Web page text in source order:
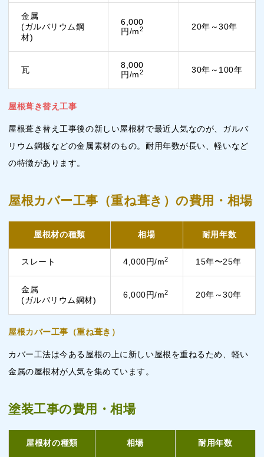
金属
(ガルバリウム鋼
材)
6,000
円/m2 20年～30年
瓦
8,000
円/m2 30年～100年
屋根葺き替え工事
屋根葺き替え工事後の新しい屋根材で最近人気なのが、ガルバ
リウム鋼板などの金属素材のもの。耐用年数が長い、軽いなど
の特徴があります。
屋根カバー工事（重ね葺き）の費用・相場
屋根材の種類 相場 耐用年数
スレート 4,000円/m2 15年〜25年
金属
(ガルバリウム鋼材)
6,000円/m2 20年～30年
屋根カバー工事（重ね葺き）
カバー工法は今ある屋根の上に新しい屋根を重ねるため、軽い
金属の屋根材が人気を集めています。
塗装工事の費用・相場
屋根材の種類 相場 耐用年数